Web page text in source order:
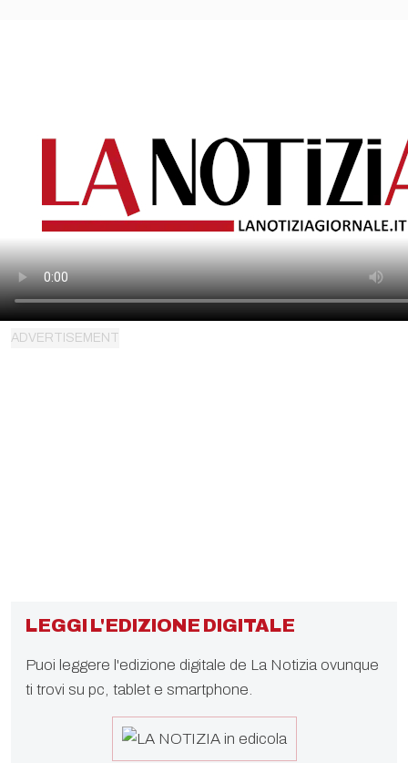
LEGGI L'EDIZIONE DIGITALE
Puoi leggere l'edizione digitale de La Notizia ovunque
ti trovi su pc, tablet e smartphone.